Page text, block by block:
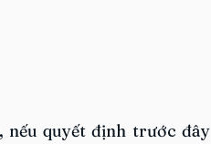
nếu quyết định trước đây